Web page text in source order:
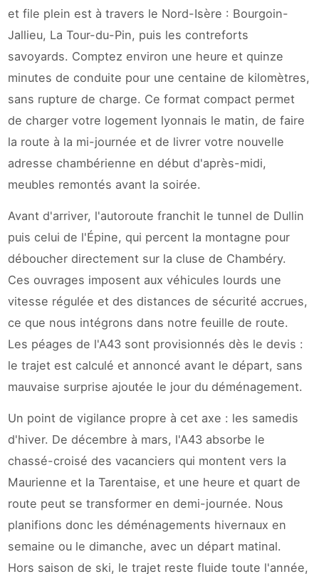
et file plein est à travers le Nord-Isère : Bourgoin-
Jallieu, La Tour-du-Pin, puis les contreforts
savoyards. Comptez environ une heure et quinze
minutes de conduite pour une centaine de kilomètres,
sans rupture de charge. Ce format compact permet
de charger votre logement lyonnais le matin, de faire
la route à la mi-journée et de livrer votre nouvelle
adresse chambérienne en début d'après-midi,
meubles remontés avant la soirée.
Avant d'arriver, l'autoroute franchit le tunnel de Dullin
puis celui de l'Épine, qui percent la montagne pour
déboucher directement sur la cluse de Chambéry.
Ces ouvrages imposent aux véhicules lourds une
vitesse régulée et des distances de sécurité accrues,
ce que nous intégrons dans notre feuille de route.
Les péages de l'A43 sont provisionnés dès le devis :
le trajet est calculé et annoncé avant le départ, sans
mauvaise surprise ajoutée le jour du déménagement.
Un point de vigilance propre à cet axe : les samedis
d'hiver. De décembre à mars, l'A43 absorbe le
chassé-croisé des vacanciers qui montent vers la
Maurienne et la Tarentaise, et une heure et quart de
route peut se transformer en demi-journée. Nous
planifions donc les déménagements hivernaux en
semaine ou le dimanche, avec un départ matinal.
Hors saison de ski, le trajet reste fluide toute l'année,